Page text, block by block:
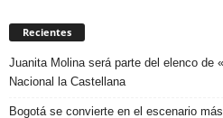
Recientes
Juanita Molina será parte del elenco de
Nacional la Castellana
Bogotá se convierte en el escenario